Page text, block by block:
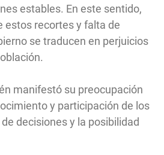
estables. En este sentido,
estos recortes y falta de
se traducen en perjuicios
manifestó su preocupación
y participación de los
decisiones y la posibilidad